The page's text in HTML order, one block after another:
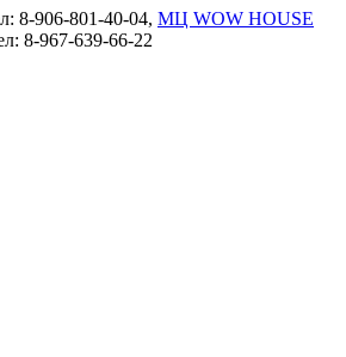
8-906-801-40-04, МЦ WOW HOUSE
8-967-639-66-22